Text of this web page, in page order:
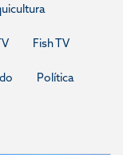
Fish TV
Política